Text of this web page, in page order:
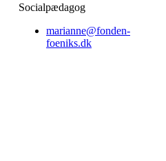
Socialpædagog
marianne@fonden-
foeniks.dk